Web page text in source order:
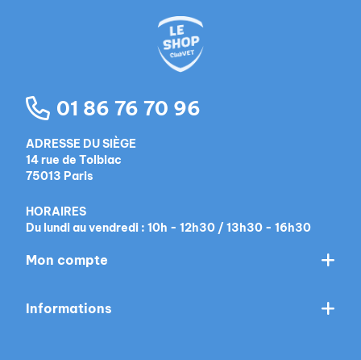
01 86 76 70 96
ADRESSE DU SIÈGE
14 rue de Tolbiac
75013 Paris
HORAIRES
Du lundi au vendredi : 10h - 12h30 / 13h30 - 16h30
Mon compte
Informations